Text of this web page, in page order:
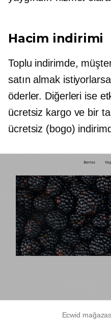
Hacim indirimi
Toplu indirimde,
satın almak
öderler. Diğerleri ise
ücretsiz kargo ve bir
ücretsiz (bogo)
Ecwid